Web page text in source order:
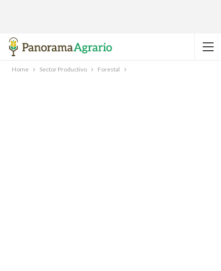
Home Sector Productivo Forestal